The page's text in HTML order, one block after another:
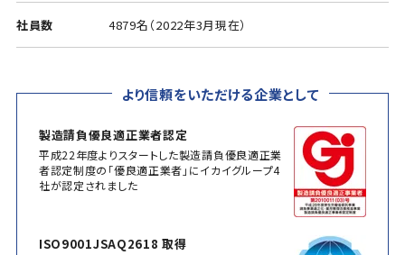
社員数 4879名（2022年3月現在）
より信頼をいただける企業として
製造請負優良適正業者認定
平成22年度よりスタートした製造請負優良適正業
者認定制度の「優良適正業者」にイカイグループ4
社が認定されました
ISO9001JSAQ2618 取得